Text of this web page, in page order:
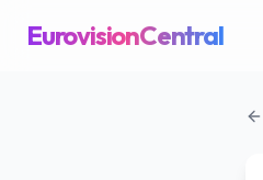
EurovisionCentral